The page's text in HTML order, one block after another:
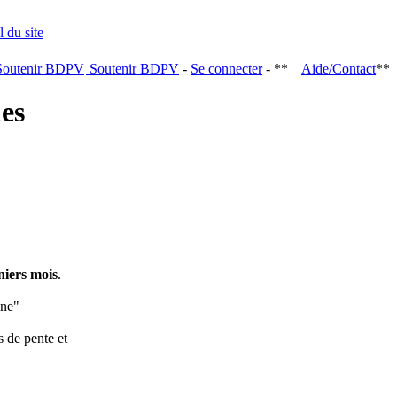
Soutenir BDPV - Se connecter- ** Aide/Contact**
mois.
de pente et